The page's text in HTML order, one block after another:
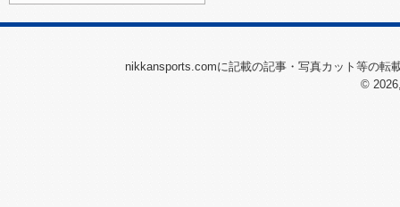
2026/07/04（土）
nikkansports.comに記載の記事・写真カット等の転
©